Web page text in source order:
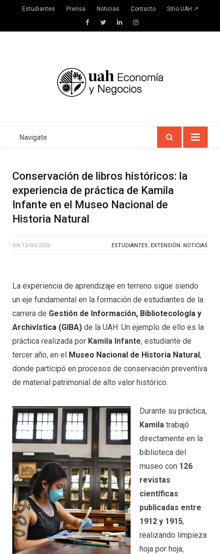
Estudiantes Prensa Noticias Contacto Sitio UAH ↗
FacebookTwitterLinkedInInstagram
Navigate
Conservación de libros históricos: la
experiencia de práctica de Kamila
Infante en el Museo Nacional de
Historia Natural
ON 13/05/2026 ESTUDIANTES, EXTENSIÓN, NOTICIAS
La experiencia de aprendizaje en terreno sigue siendo
un eje fundamental en la formación de estudiantes de la
carrera de Gestión de Información, Bibliotecología y
Archivística (GIBA) de la UAH. Un ejemplo de ello es la
práctica realizada por Kamila Infante, estudiante de
tercer año, en el Museo Nacional de Historia Natural,
donde participó en procesos de conservación preventiva
de material patrimonial de alto valor histórico.
Durante su práctica,
Kamila trabajó
directamente en la
biblioteca del
museo con 126
revistas
científicas
publicadas entre
1912 y 1915,
realizando limpieza
hoja por hoja,